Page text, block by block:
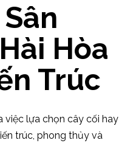
Hòa
Trúc
việc lựa chọn cây cối hay
trúc, phong thủy và